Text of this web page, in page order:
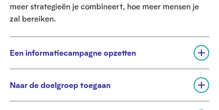
meer strategieën je combineert, hoe meer mensen je
zal bereiken.
Een informatiecampagne opzetten
U
i
v
o
Naar de doelgroep toegaan
U
i